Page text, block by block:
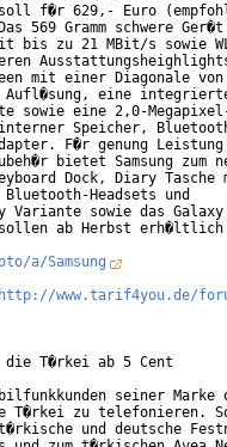
f�r 629,- Euro
569 Gramm schwere
bis zu 21 MBit/s sowie
mit einer Diagonale
Aufl�sung, eine
sowie eine 2,0-Megapixel-
Speicher,
F�r genung
bietet Samsung zum
Dock, Diary Tasche
Headsets und
Variante sowie das
sollen ab Herbst
a/Samsung
http://www.tarif4you.de/
die T�rkei ab 5 Cent
seiner
zu telefonieren. So
und deutsche